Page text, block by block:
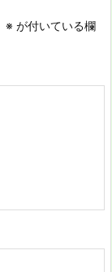
※ が付いている欄